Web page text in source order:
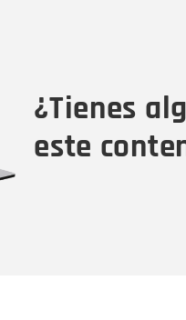
¿Tienes
este